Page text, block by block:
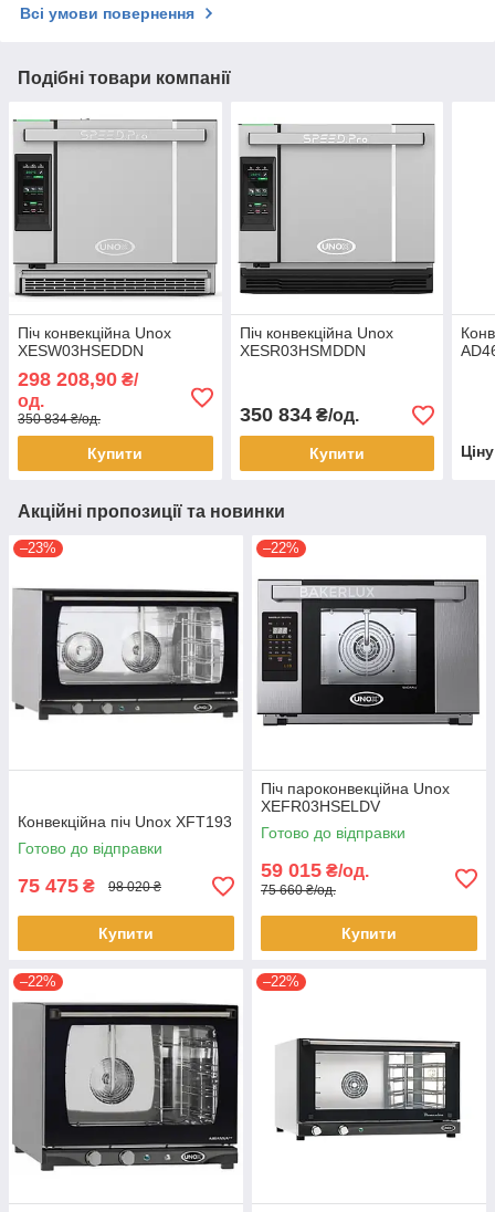
Всі умови повернення
Подібні товари компанії
Піч конвекційна Unox
XESW03HSEDDN
298 208,90 ₴/
од.
350 834 ₴/од.
Купити
Піч конвекційна Unox
XESR03HSMDDN
350 834₴/од.
Купити
Акційні пропозиції та новинки
–23%
Конвекційна піч Unox XFT193
Готово до відправки
75 475 ₴ 98 020 ₴
Купити
–22%
Піч пароконвекційна Unox
XEFR03HSELDV
Готово до відправки
59 015 ₴/од.
75 660 ₴/од.
Купити
–22% –22%